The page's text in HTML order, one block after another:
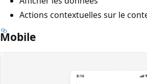
Actions contextuelles sur le
Mobile